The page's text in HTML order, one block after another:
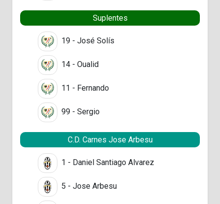
Suplentes
19 - José Solís
14 - Oualid
11 - Fernando
99 - Sergio
C.D. Carnes Jose Arbesu
1 - Daniel Santiago Alvarez
5 - Jose Arbesu